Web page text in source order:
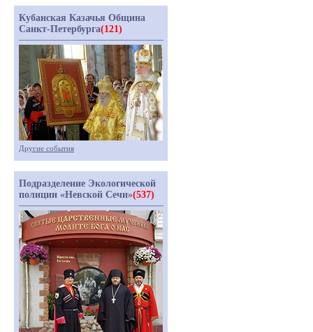
Кубанская Казачья Община
Санкт-Петербурга(121)
Другие события
Подразделение Экологической
полиции «Невской Сечи»(537)